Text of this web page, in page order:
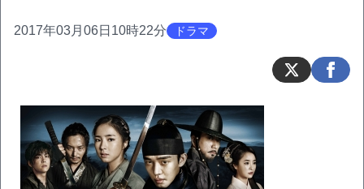
2017年03月06日10時22分 ドラマ